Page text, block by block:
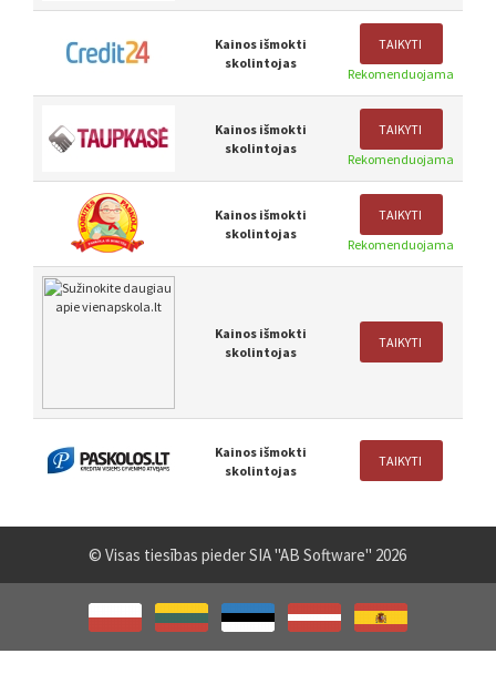
Kainos išmokti
skolintojas
TAIKYTI
Rekomenduojama
Kainos išmokti
skolintojas
TAIKYTI
Rekomenduojama
Kainos išmokti
skolintojas
TAIKYTI
Rekomenduojama
Kainos išmokti
skolintojas
TAIKYTI
Kainos išmokti
skolintojas
TAIKYTI
© Visas tiesības pieder SIA "AB Software" 2026